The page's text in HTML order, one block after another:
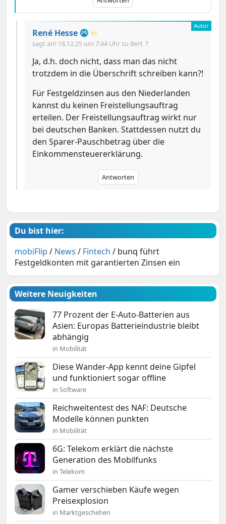
René Hesse ♾️
sagt am 18.12.25 um 7:44 Uhrzu Bert ⇡
Ja, d.h. doch nicht, dass man das nicht
trotzdem in die Überschrift schreiben kann?!
Für Festgeldzinsen aus den Niederlanden
kannst du keinen Freistellungsauftrag
erteilen. Der Freistellungsauftrag wirkt nur
bei deutschen Banken. Stattdessen nutzt du
den Sparer-Pauschbetrag über die
Einkommensteuererklärung.
Antworten
Du bist hier:
mobiFlip / News / Fintech / bunq führt
Festgeldkonten mit garantierten Zinsen ein
Weitere Neuigkeiten
77 Prozent der E-Auto-Batterien aus
Asien: Europas Batterieindustrie bleibt
abhängig
in Mobilität
Diese Wander-App kennt deine Gipfel
und funktioniert sogar offline
in Software
Reichweitentest des NAF: Deutsche
Modelle können punkten
in Mobilität
6G: Telekom erklärt die nächste
Generation des Mobilfunks
in Telekom
Gamer verschieben Käufe wegen
Preisexplosion
in Marktgeschehen